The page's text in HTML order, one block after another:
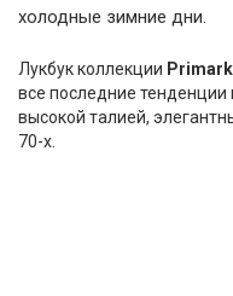
холодные зимние дни.
Лукбук коллекции
все последние
высокой талией,
70-х.